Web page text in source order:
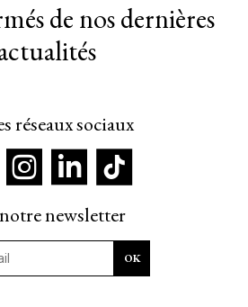
de nos dernières
réseaux sociaux
newsletter